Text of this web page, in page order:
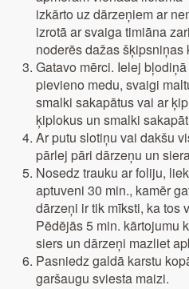
izkārto uz dārzeņiem ar
izrotā ar svaiga timiāna
noderēs dažas šķipsniņas
Gatavo mērci. Ielej
pievieno medu, svaigi
smalki sakapātus vai ar
ķiplokus un smalki
Ar putu slotiņu vai dakšu
pārlej pāri dārzeņu un
Nosedz trauku ar foliju,
aptuveni 30 min., kamēr
dārzeņi ir tik mīksti, ka tos
Pēdējās 5 min. kārtojumu
siers un dārzeņi mazliet
Pasniedz galdā karstu
garšaugu sviesta maizi.